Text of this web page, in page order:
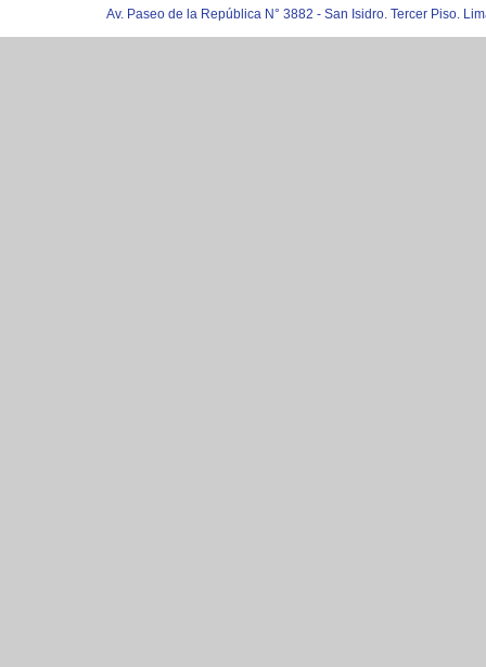
Av. Paseo de la República N° 3882 - San Isidro. Tercer Piso.